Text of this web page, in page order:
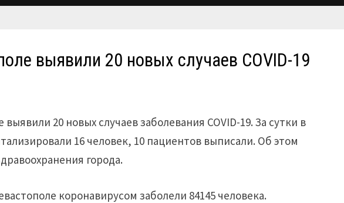
выявили 20 новых случаев COVID-19
20 новых случаев заболевания COVID-19. За сутки в
16 человек, 10 пациентов выписали. Об этом
города.
коронавирусом заболели 84145 человека.